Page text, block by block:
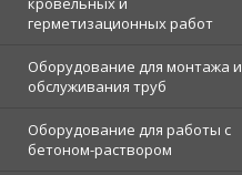
герметизационных работ
Оборудование для монтажа и
обслуживания труб
Оборудование для работы с
бетоном-раствором